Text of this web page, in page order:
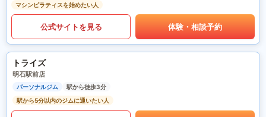
マシンピラティスを始めたい人
公式サイトを見る 体験・相談予約
トライズ
明石駅前店
パーソナルジム
駅から徒歩3分
駅から5分以内のジムに通いたい人